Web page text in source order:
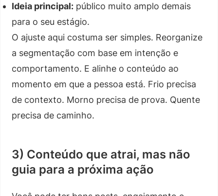
Ideia principal: público muito amplo demais
para o seu estágio.
O ajuste aqui costuma ser simples. Reorganize
a segmentação com base em intenção e
comportamento. E alinhe o conteúdo ao
momento em que a pessoa está. Frio precisa
de contexto. Morno precisa de prova. Quente
precisa de caminho.
3) Conteúdo que atrai, mas não
guia para a próxima ação